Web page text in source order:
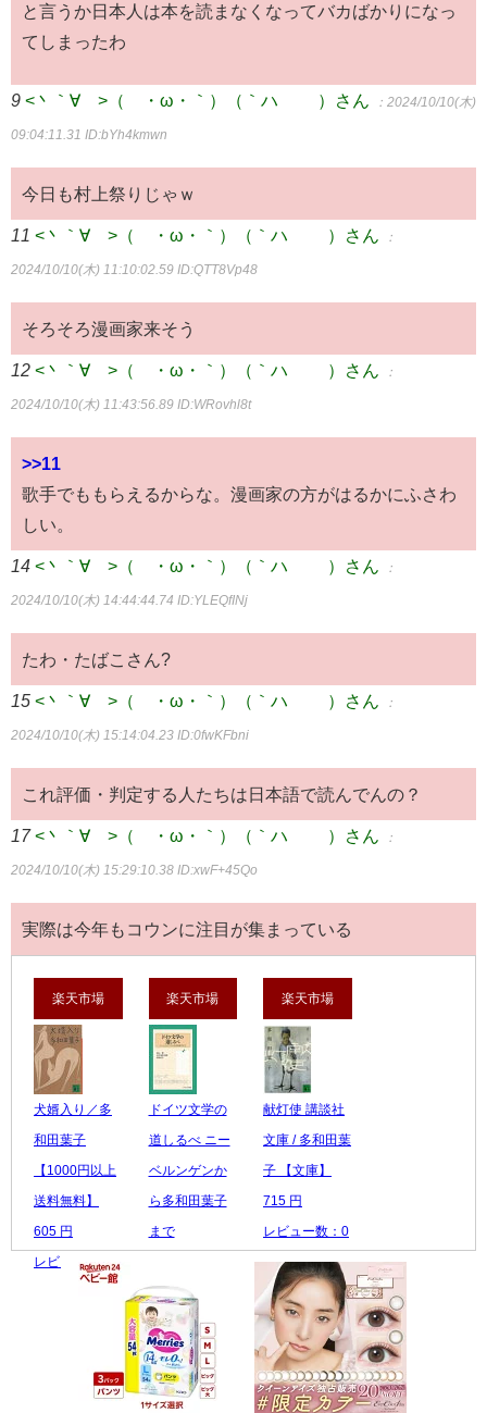
と言うか日本人は本を読まなくなってバカばかりになっ
てしまったわ
9 <丶｀∀´>（´・ω・｀）（｀ハ´ ）さん ：2024/10/10(木)
09:04:11.31 ID:bYh4kmwn
今日も村上祭りじゃｗ
11 <丶｀∀´>（´・ω・｀）（｀ハ´ ）さん ：
2024/10/10(木) 11:10:02.59 ID:QTT8Vp48
そろそろ漫画家来そう
12 <丶｀∀´>（´・ω・｀）（｀ハ´ ）さん ：
2024/10/10(木) 11:43:56.89 ID:WRovhl8t
>>11
歌手でももらえるからな。漫画家の方がはるかにふさわ
しい。
14 <丶｀∀´>（´・ω・｀）（｀ハ´ ）さん ：
2024/10/10(木) 14:44:44.74 ID:YLEQfINj
たわ・たばこさん?
15 <丶｀∀´>（´・ω・｀）（｀ハ´ ）さん ：
2024/10/10(木) 15:14:04.23 ID:0fwKFbni
これ評価・判定する人たちは日本語で読んでんの？
17 <丶｀∀´>（´・ω・｀）（｀ハ´ ）さん ：
2024/10/10(木) 15:29:10.38 ID:xwF+45Qo
実際は今年もコウンに注目が集まっている
楽天市場
犬婿入り／多
和田葉子
【1000円以上
送料無料】
605 円
レビュー数：0
楽天市場
ドイツ文学の
道しるべ ニー
ベルンゲンか
ら多和田葉子
まで
レビュー数：0
楽天市場
献灯使 講談社
文庫 / 多和田葉
子 【文庫】
715 円
レビュー数：0